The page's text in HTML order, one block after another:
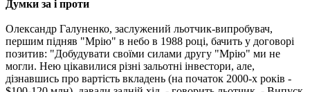
Думки за і проти
Олександр Галуненко, заслужений льотчик-випробувач,
першим підняв "Мрію" в небо в 1988 році, бачить у договорі
позитив: "Добудувати своїми силами другу "Мрію" ми не
могли. Нею цікавилися різні зальотні інвестори, але,
дізнавшись про вартість вкладень (на початок 2000-х років -